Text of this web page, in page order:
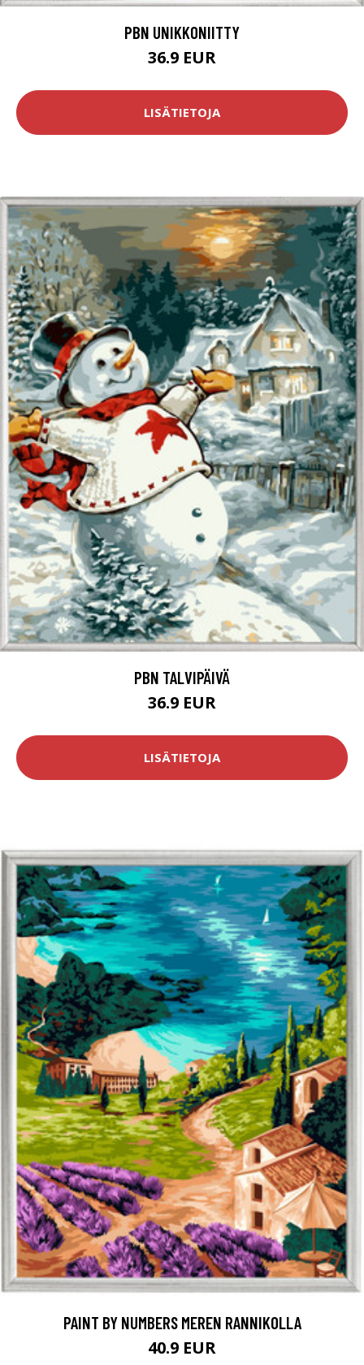
PBN UNIKKONIITTY
36.9 EUR
LISÄTIETOJA
PBN TALVIPÄIVÄ
36.9 EUR
LISÄTIETOJA
PAINT BY NUMBERS MEREN RANNIKOLLA
40.9 EUR